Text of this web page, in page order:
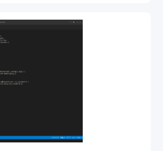
会员体系与积分商城 8. 配送员端
据统计（成交、转化、复购）